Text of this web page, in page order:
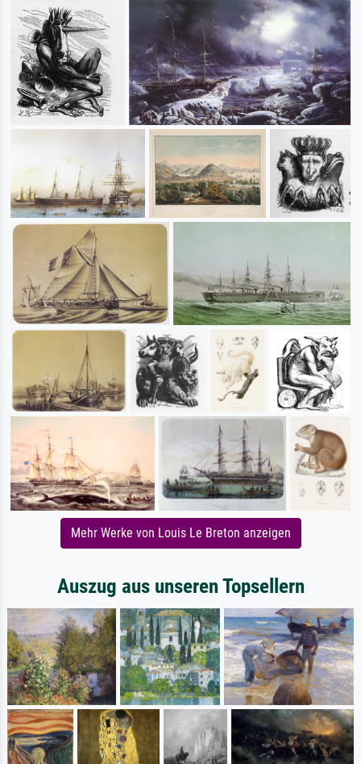
Mehr Werke von Louis Le Breton anzeigen
Auszug aus unseren Topsellern